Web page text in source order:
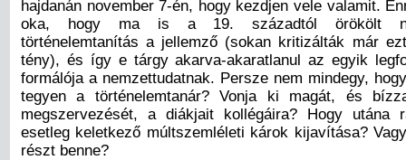
hajdanán november 7-én, hogy kezdjen vele valamit.
oka, hogy ma is a 19. századtól örökölt
történelemtanítás a jellemző (sokan kritizálták már
tény), és így e tárgy akarva-akaratlanul az egyik
formálója a nemzettudatnak. Persze nem mindegy,
tegyen a történelemtanár? Vonja ki magát, és
megszervezését, a diákjait kollégáira? Hogy utána
esetleg keletkező múltszemléleti károk kijavítása?
részt benne?